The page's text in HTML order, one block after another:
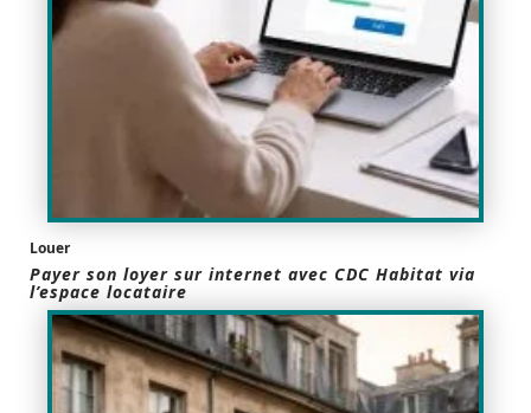
Louer
Payer son loyer sur internet avec CDC Habitat via
l’espace locataire